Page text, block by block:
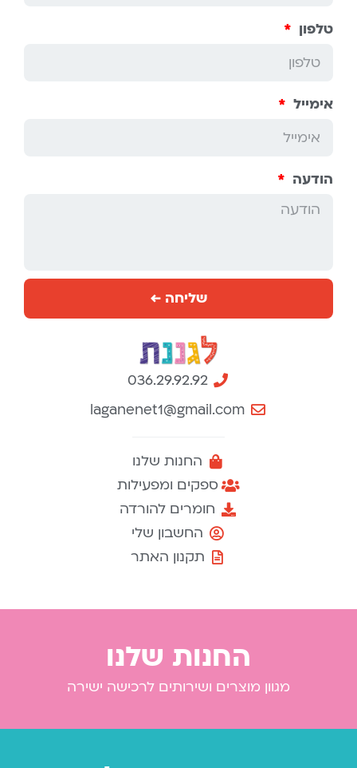
036.29.92.92
laganenet1@gmail.com
החנות שלנו
ספקים ומפעילות
חומרים להורדה
החשבון שלי
תקנון האתר
טלפון
אימייל
הודעה
שליחה ←
החנות שלנו
מגוון מוצרים ושירותים לרכישה ישירה